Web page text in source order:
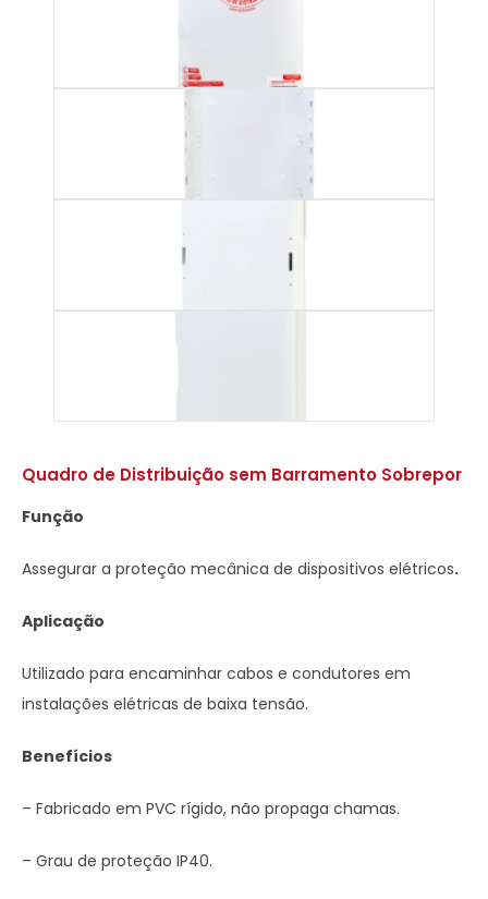
Quadro de Distribuição sem Barramento Sobrepor
Função
Assegurar a proteção mecânica de dispositivos elétricos.
Aplicação
Utilizado para encaminhar cabos e condutores em
instalações elétricas de baixa tensão.
Benefícios
– Fabricado em PVC rígido, não propaga chamas.
– Grau de proteção IP40.